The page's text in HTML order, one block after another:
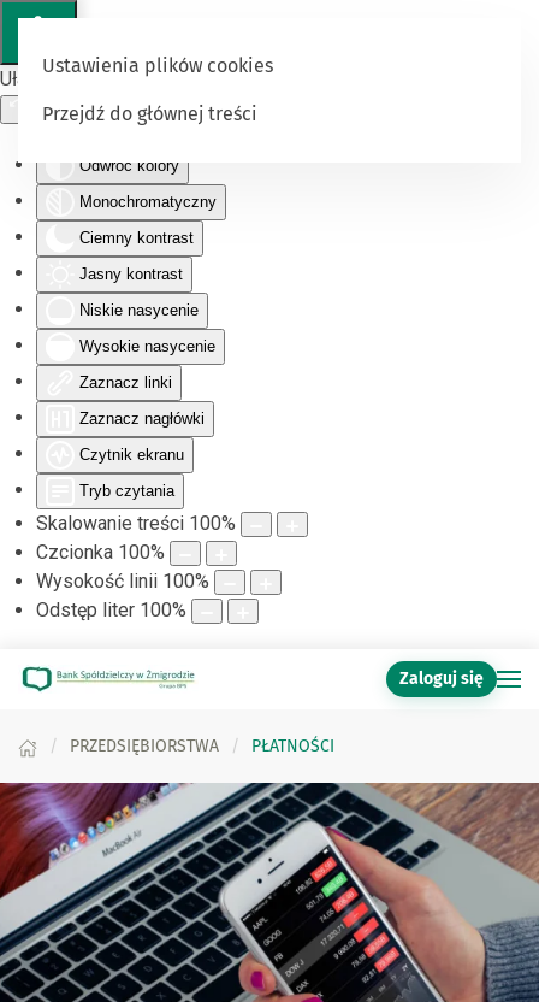
Ułatwienia dostępu
Odwróć kolory
Monochromatyczny
Ciemny kontrast
Jasny kontrast
Niskie nasycenie
Wysokie nasycenie
Zaznacz linki
Zaznacz nagłówki
Czytnik ekranu
Tryb czytania
Skalowanie treści 100%
Czcionka 100%
Wysokość linii 100%
Odstęp liter 100%
Ustawienia plików cookies
Przejdź do głównej treści
Zaloguj się
PRZEDSIĘBIORSTWA PŁATNOŚCI